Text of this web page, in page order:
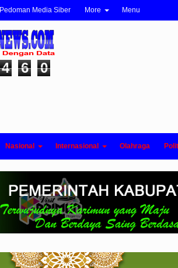
Pedoman Media Siber More Menu
4 6 0
Nasional Internasional Olahraga